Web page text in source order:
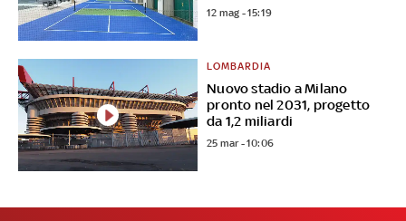
12 mag - 15:19
Nuovo stadio a Milano
pronto nel 2031, progetto
da 1,2 miliardi
LOMBARDIA
25 mar - 10:06